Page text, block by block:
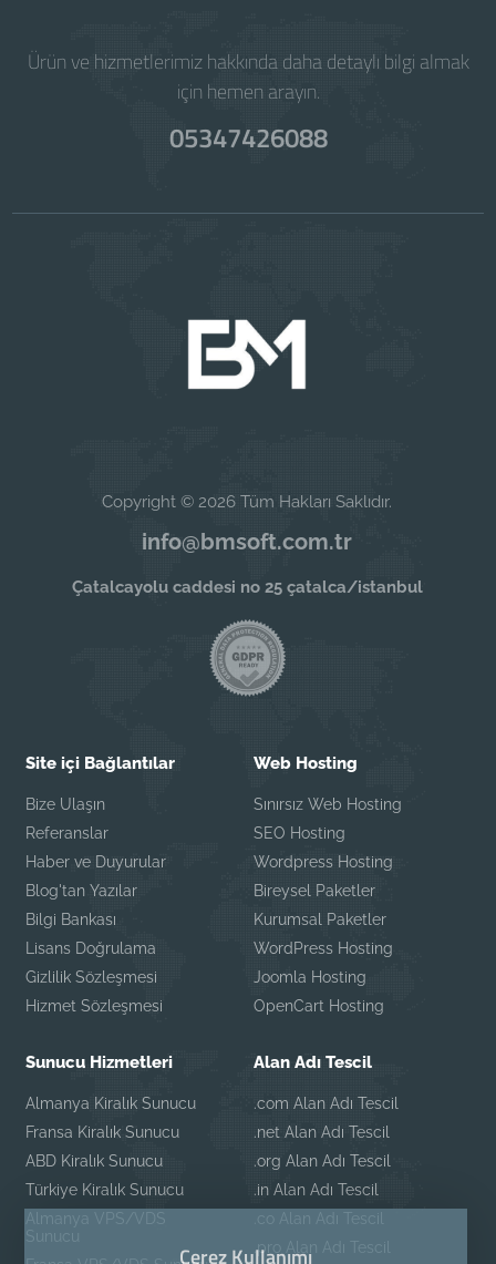
Ürün ve hizmetlerimiz hakkında daha detaylı bilgi almak
için hemen arayın.
05347426088
Copyright © 2026 Tüm Hakları Saklıdır.
info@bmsoft.com.tr
Çatalcayolu caddesi no 25 çatalca/istanbul
Site içi Bağlantılar
Bize Ulaşın
Referanslar
Haber ve Duyurular
Blog'tan Yazılar
Bilgi Bankası
Lisans Doğrulama
Gizlilik Sözleşmesi
Hizmet Sözleşmesi
Web Hosting
Sınırsız Web Hosting
SEO Hosting
Wordpress Hosting
Bireysel Paketler
Kurumsal Paketler
WordPress Hosting
Joomla Hosting
OpenCart Hosting
Sunucu Hizmetleri
Almanya Kiralık Sunucu
Fransa Kiralık Sunucu
ABD Kiralık Sunucu
Türkiye Kiralık Sunucu
Almanya VPS/VDS
Sunucu
Alan Adı Tescil
.com Alan Adı Tescil
.net Alan Adı Tescil
.org Alan Adı Tescil
.in Alan Adı Tescil
.co Alan Adı Tescil
.pro Alan Adı Tescil
Çerez Kullanımı